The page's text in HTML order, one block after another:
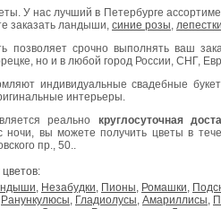
У нас лучший в Петербурге
заказать ландыши, синие розы,
позволяет срочно выполнять ваш
но и в любой город России, СНГ,
индивидуальные свадебные
интерьеры.
реально круглосуточная
ночи, вы можете получить цветы в
пр., 50..
, Незабудки, Пионы, Ромашки,
Ранункулюсы, Гладиолусы, Амариллисы,